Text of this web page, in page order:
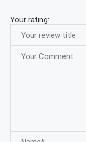
Your rating: